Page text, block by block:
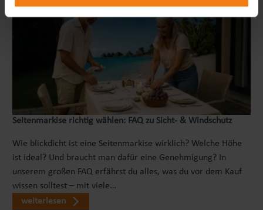
Seitenmarkise richtig wählen: FAQ zu Sicht- & Windschutz
Wie blickdicht ist eine Seitenmarkise wirklich? Welche Höhe
ist ideal? Und braucht man dafür eine Genehmigung? In
unserem großen FAQ erfährst du alles, was du vor dem Kauf
wissen solltest – mit viele…
weiterlesen